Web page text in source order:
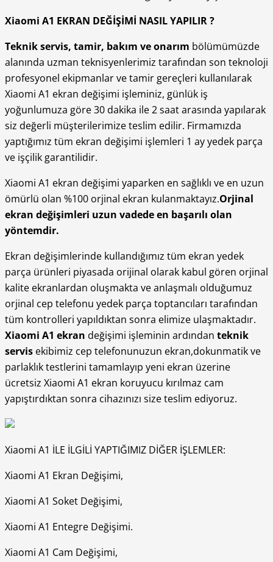
Xiaomi A1 EKRAN DEĞİŞİMİ NASIL YAPILIR ?
Teknik servis, tamir, bakım ve onarım bölümümüzde
alanında uzman teknisyenlerimiz tarafından son teknoloji
profesyonel ekipmanlar ve tamir gereçleri kullanılarak
Xiaomi A1 ekran değişimi işleminiz, günlük iş
yoğunlumuza göre 30 dakika ile 2 saat arasında yapılarak
siz değerli müşterilerimize teslim edilir. Firmamızda
yaptığımız tüm ekran değişimi işlemleri 1 ay yedek parça
ve işçilik garantilidir.
Xiaomi A1 ekran değişimi yaparken en sağlıklı ve en uzun
ömürlü olan %100 orjinal ekran kulanmaktayız.Orjinal
ekran değişimleri uzun vadede en başarılı olan
yöntemdir.
Ekran değişimlerinde kullandığımız tüm ekran yedek
parça ürünleri piyasada orijinal olarak kabul gören orjinal
kalite ekranlardan oluşmakta ve anlaşmalı olduğumuz
orjinal cep telefonu yedek parça toptancıları tarafından
tüm kontrolleri yapıldıktan sonra elimize ulaşmaktadır.
Xiaomi A1 ekran değişimi işleminin ardından teknik
servis ekibimiz cep telefonunuzun ekran,dokunmatik ve
parlaklık testlerini tamamlayıp yeni ekran üzerine
ücretsiz Xiaomi A1 ekran koruyucu kırılmaz cam
yapıştırdıktan sonra cihazınızı size teslim ediyoruz.
Xiaomi A1 İLE İLGİLİ YAPTIĞIMIZ DİĞER İŞLEMLER:
Xiaomi A1 Ekran Değişimi,
Xiaomi A1 Soket Değişimi,
Xiaomi A1 Entegre Değişimi.
Xiaomi A1 Cam Değişimi,